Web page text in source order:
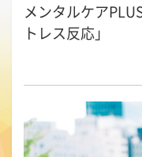
メンタルケア
トレス反応」